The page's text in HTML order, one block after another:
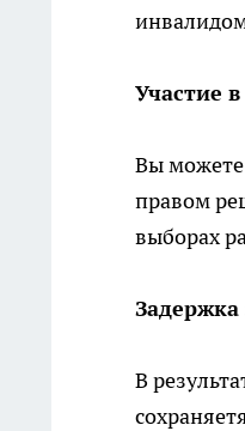
Участие
Вы можете
правом
выборах
В